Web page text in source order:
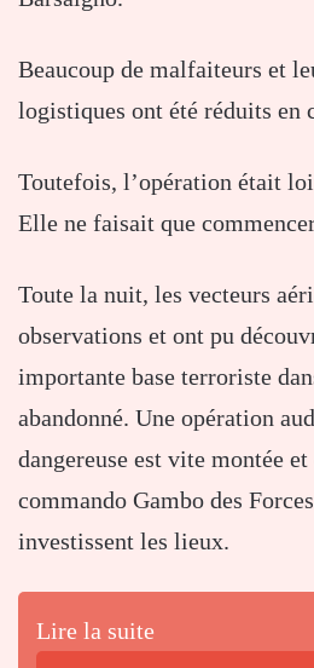
Beaucoup de malfaiteurs et
logistiques ont été réduits en
Toutefois, l’opération était
Elle ne faisait que
Toute la nuit, les vecteurs
observations et ont pu
importante base terroriste
abandonné. Une opération
dangereuse est vite montée
commando Gambo des
investissent les lieux.
Lire la suite